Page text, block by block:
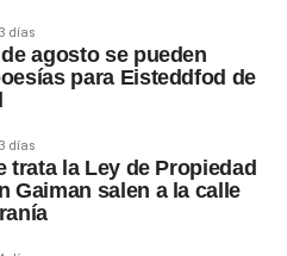
3 días
agosto se pueden
para Eisteddfod de
3 días
trata la Ley de Propiedad
Gaiman salen a la calle